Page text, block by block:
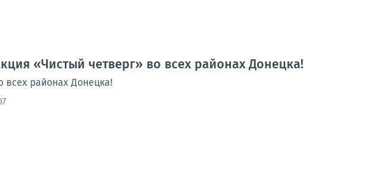
«Чистый четверг» во всех районах Донецка!
всех районах Донецка!